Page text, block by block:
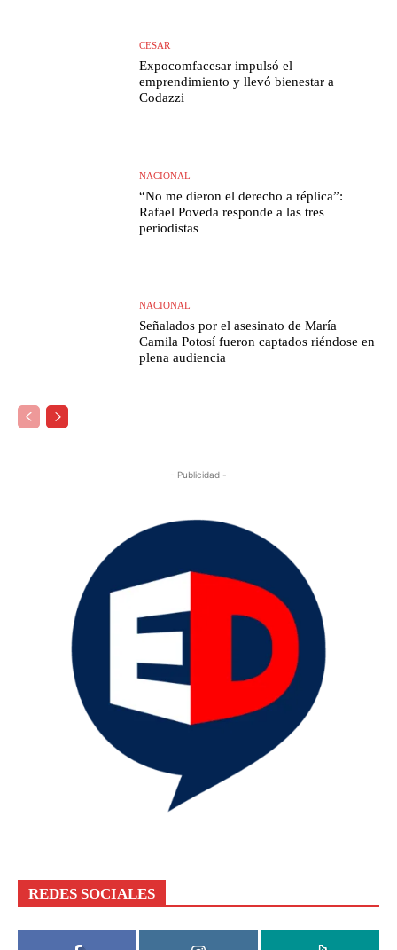
CESAR
Expocomfacesar impulsó el
emprendimiento y llevó bienestar a
Codazzi
NACIONAL
“No me dieron el derecho a réplica”:
Rafael Poveda responde a las tres
periodistas
NACIONAL
Señalados por el asesinato de María
Camila Potosí fueron captados riéndose en
plena audiencia
- Publicidad -
REDES SOCIALES